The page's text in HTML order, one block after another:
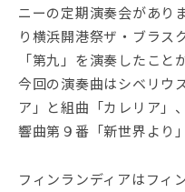
ニーの定期演奏会があり
り横浜開港祭ザ・ブラス
「第九」を演奏したこと
今回の演奏曲はシベリウ
ア」と組曲「カレリア」
響曲第９番「新世界より
フィンランディアはフィ